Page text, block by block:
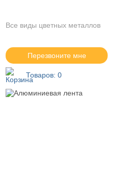
Все виды цветных металлов
Перезвоните мне
Товаров:0